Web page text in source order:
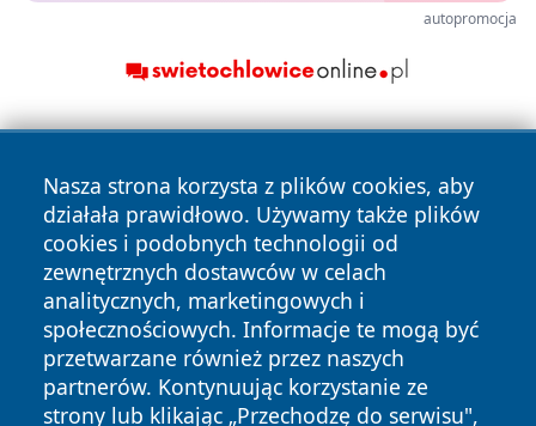
autopromocja
Nasza strona korzysta z plików cookies, aby
działała prawidłowo. Używamy także plików
cookies i podobnych technologii od
zewnętrznych dostawców w celach
analitycznych, marketingowych i
społecznościowych. Informacje te mogą być
przetwarzane również przez naszych
partnerów. Kontynuując korzystanie ze
strony lub klikając „Przechodzę do serwisu",
Copyright © 2026 echobialystok.pl Wszystkie prawa
zastrzeżone.
News Autorzy
Polityka
Prywatności
Polityka
Cookies